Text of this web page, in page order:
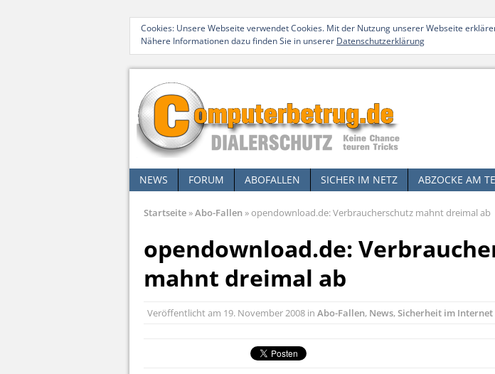
Cookies: Unsere Webseite verwendet Cookies. Mit der Nutzung unserer Webseite
Nähere Informationen dazu finden Sie in unserer Datenschutzerklärung
NEWS FORUM ABOFALLEN SICHER IM NETZ ABZOCKE AM
Startseite»Abo-Fallen»opendownload.de: Verbraucherschutz mahnt dreimal ab
opendownload.de:
mahnt dreimal ab
Veröffentlicht am 19. November 2008 in Abo-Fallen, News,Sicherheit im Internet